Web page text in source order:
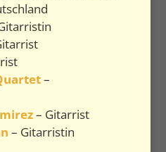
–
– Gitarrist
– Gitarristin